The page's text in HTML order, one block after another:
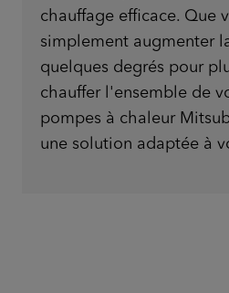
chauffage efficace. Que
simplement augmenter
quelques degrés pour
chauffer l'ensemble de
pompes à chaleur
une solution adaptée à